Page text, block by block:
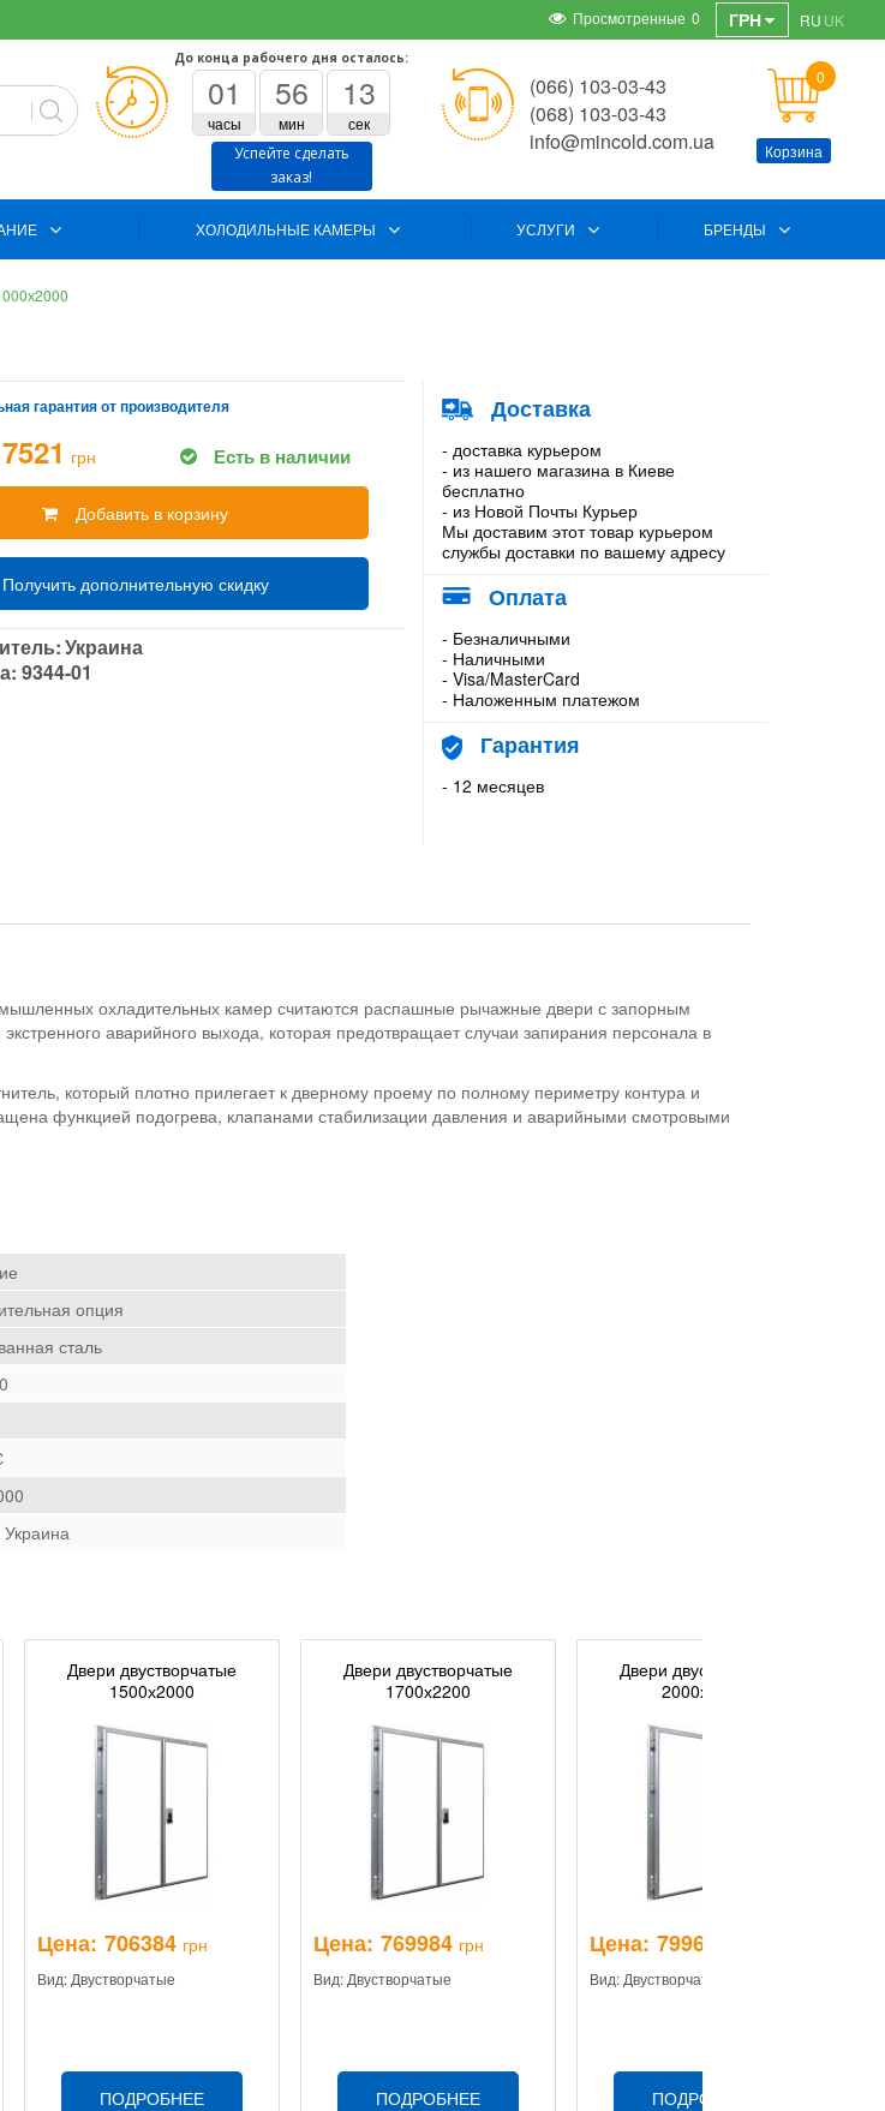
ГРН RU UK
Просмотренные 0
До конца рабочего дня осталось:
01
часы
56
мин
12
сек
Успейте сделать
заказ!
(066) 103-03-43
(068) 103-03-43
info@mincold.com.ua
0
Корзина
ХОЛОДИЛЬНЫЕ КАМЕРЫ УСЛУГИ БРЕНДЫ
гарантия от производителя
7521 грн Есть в наличии
Добавить в корзину
Получить дополнительную скидку
Украина
9344-01
Доставка
- доставка курьером
- из нашего магазина в Киеве
бесплатно
- из Новой Почты Курьер
Мы доставим этот товар курьером
службы доставки по вашему адресу
Оплата
- Безналичными
- Наличными
- Visa/MasterCard
- Наложенным платежом
Гарантия
- 12 месяцев
охладительных камер считаются распашные рычажные двери с запорным
аварийного выхода, которая предотвращает случаи запирания персонала в
который плотно прилегает к дверному проему по полному периметру контура и
функцией подогрева, клапанами стабилизации давления и аварийными смотровыми
опция
сталь
Двери двустворчатые
1500х2000
Цена: 706384 грн
Вид: Двустворчатые
ПОДРОБНЕЕ
Двери двустворчатые
1700х2200
Цена: 769984 грн
Вид: Двустворчатые
ПОДРОБНЕЕ
Двери двустворчатые
2000х2200
Цена: 799664
Вид: Двустворчатые
ПОДРОБНЕЕ